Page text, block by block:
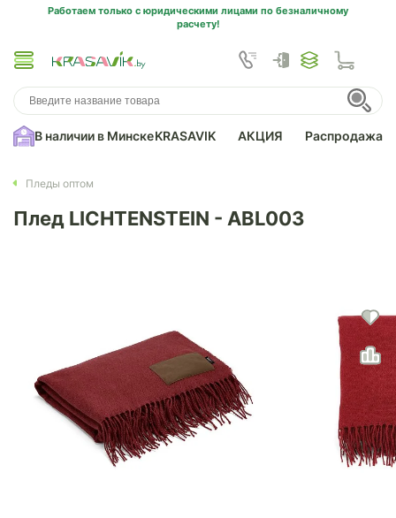
Работаем только с юридическими лицами по безналичному
расчету!
В наличии в МинскеKRASAVIK АКЦИЯ Распродажа
Пледы оптом
Плед LICHTENSTEIN - ABL003